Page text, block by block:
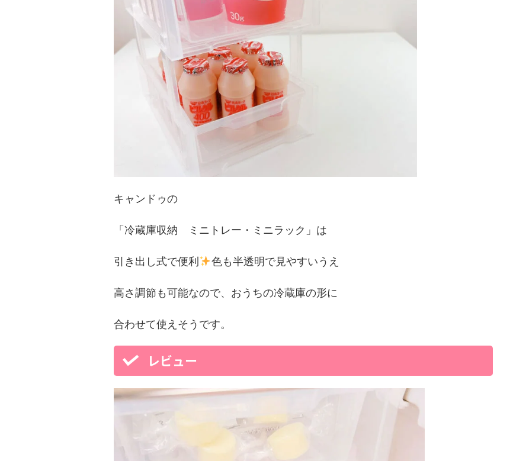
キャンドゥの
「冷蔵庫収納 ミニトレー・ミニラック」は
引き出し式で便利 色も半透明で見やすいうえ
高さ調節も可能なので、おうちの冷蔵庫の形に
合わせて使えそうです。
レビュー